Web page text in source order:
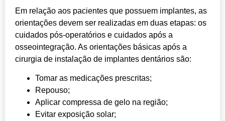
Em relação aos pacientes que possuem implantes, as
orientações devem ser realizadas em duas etapas: os
cuidados pós-operatórios e cuidados após a
osseointegração. As orientações básicas após a
cirurgia de instalação de implantes dentários são:
Tomar as medicações prescritas;
Repouso;
Aplicar compressa de gelo na região;
Evitar exposição solar;